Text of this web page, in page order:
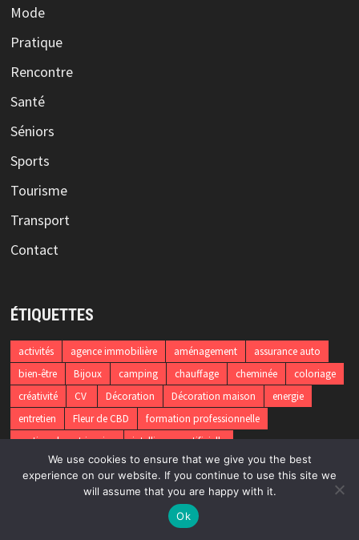
Mode
Pratique
Rencontre
Santé
Séniors
Sports
Tourisme
Transport
Contact
ÉTIQUETTES
activités agence immobilière aménagement
assurance auto
bien-être
Bijoux camping chauffage cheminée
coloriage
créativité
CV Décoration Décoration maison
energie
entretien
Fleur de CBD
formation professionnelle
gestion de patrimoine
intelligence artificielle
investissement immobilier
Isolation du toit
jardin
location de voiture
location touristique loisirs
Maillot de bain
mode homme
plages
We use cookies to ensure that we give you the best
experience on our website. If you continue to use this site we
will assume that you are happy with it.
Ok